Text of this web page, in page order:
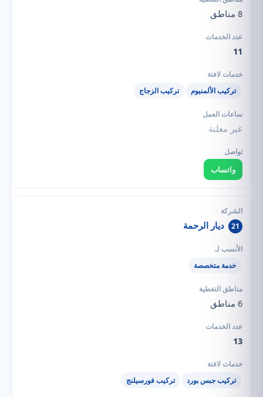
8 مناطق
11
تركيب الألمنيوم تركيب الزجاج
غير معلنة
واتساب
21 ديار الرحمة
خدمة متخصصة
6 مناطق
13
تركيب جبس بورد تركيب فورسيلنج